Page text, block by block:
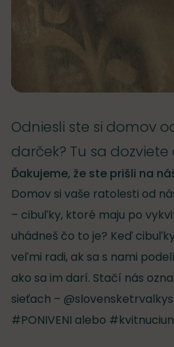
Odniesli ste si domov
darček? Tu sa dozviete
Ďakujeme, že ste prišli na
Domov si vaše ratolesti od
– cibuľky, ktoré maju po
uhádneš čo to je? Keď
veľmi radi, ak sa s nami
ako sa im darí. Stačí nás
sieťach –
#PONIVENI alebo